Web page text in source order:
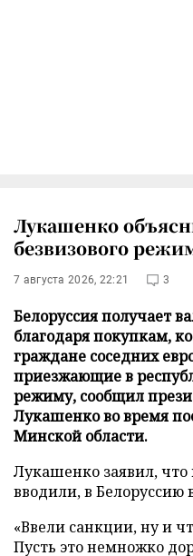
Лукашенко
безвизового
7 августа 2026, 22:21 3
Белоруссия получает
благодаря покупкам,
граждане соседних
приезжающие в
режиму, сообщил
Лукашенко во время
Минской области.
Лукашенко заявил,
вводили, в Белоруссию
«Ввели санкции, ну и
Пусть это немножко